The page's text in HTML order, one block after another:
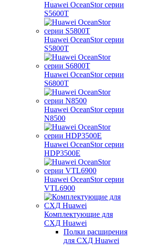
Huawei OceanStor серии
S5600T
Huawei OceanStor серии
S5800T
Huawei OceanStor серии
S6800T
Huawei OceanStor серии
N8500
Huawei OceanStor серии
HDP3500E
Huawei OceanStor серии
VTL6900
Комплектующие для
СХД Huawei
Полки расширения
для СХД Huawei